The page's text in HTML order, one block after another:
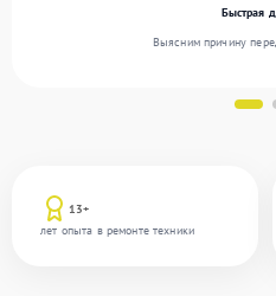
13+
лет опыта в ремонте техники
Быстрая
Выясним причину